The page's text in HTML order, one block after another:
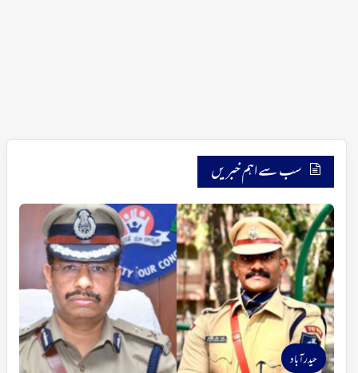
سب سے اہم خبریں
حیدرآباد